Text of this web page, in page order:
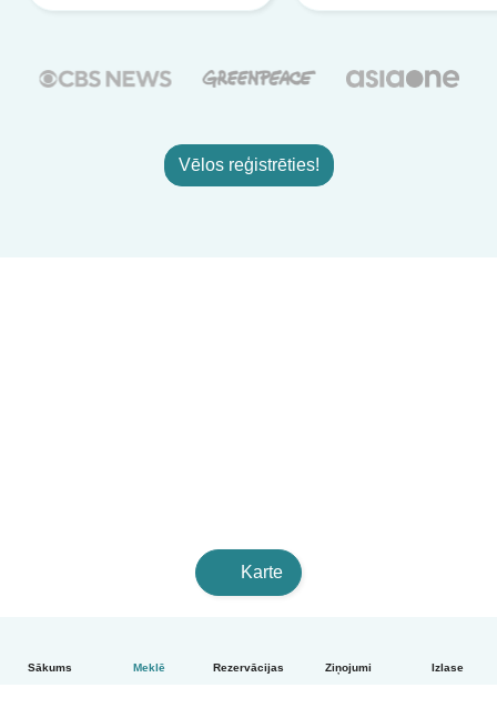
Sākums Meklē Rezervācijas Ziņojumi Izlase
Vēlos reģistrēties!
Karte